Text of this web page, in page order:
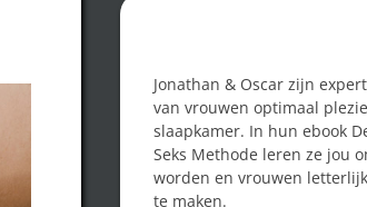
Jonathan & Oscar zijn
van vrouwen optimaal
slaapkamer. In hun ebook
Seks Methode leren ze jou
worden en vrouwen
te maken.